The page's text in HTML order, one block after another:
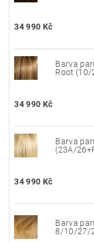
34 990 Kč
Barva
Root (10/
34 990 Kč
Barva
(23A/
34 990 Kč
Barva
8/10/27/